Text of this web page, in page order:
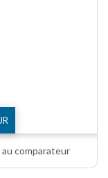
comparateur